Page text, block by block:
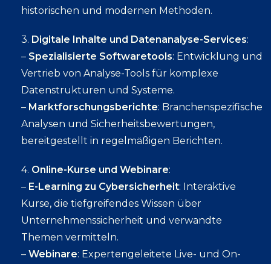
historischen und modernen Methoden.
3. Digitale Inhalte und Datenanalyse-Services:
– Spezialisierte Softwaretools: Entwicklung und
Vertrieb von Analyse-Tools für komplexe
Datenstrukturen und Systeme.
– Marktforschungsberichte: Branchenspezifische
Analysen und Sicherheitsbewertungen,
bereitgestellt in regelmäßigen Berichten.
4. Online-Kurse und Webinare:
– E-Learning zu Cybersicherheit: Interaktive
Kurse, die tiefgreifendes Wissen über
Unternehmenssicherheit und verwandte
Themen vermitteln.
– Webinare: Expertengeleitete Live- und On-